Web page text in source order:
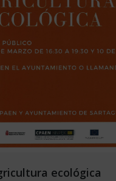
ecológica